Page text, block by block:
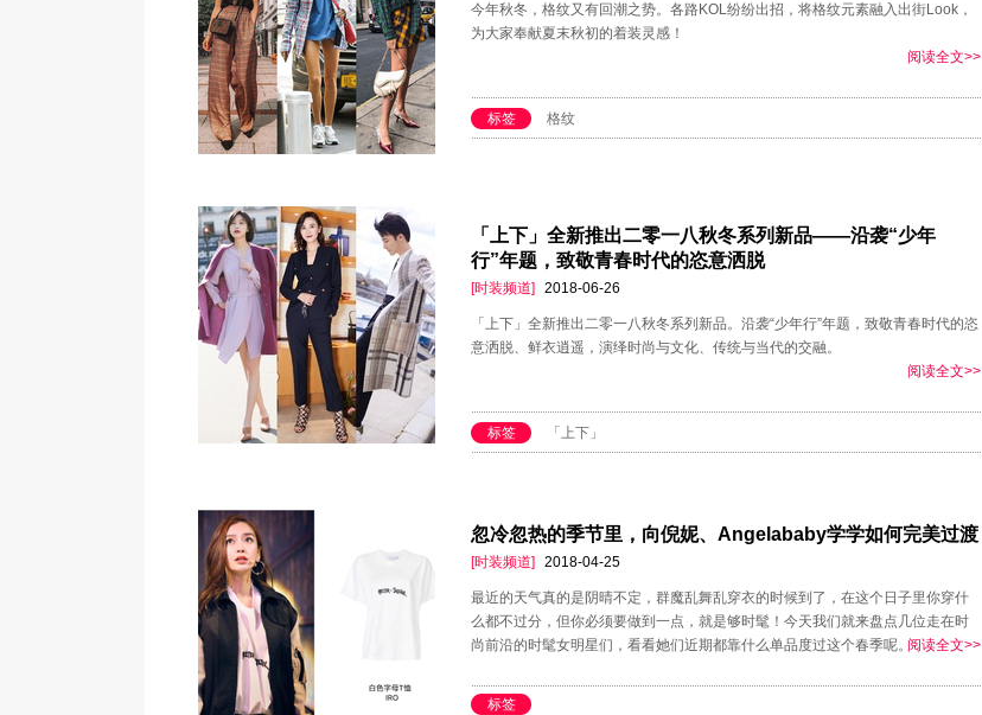
今年秋冬，格纹又有回潮之势。各路KOL纷纷出招，将格纹元素融入出街Look，
为大家奉献夏末秋初的着装灵感！
阅读全文>>
标签 格纹
「上下」全新推出二零一八秋冬系列新品——沿袭“少年
行”年题，致敬青春时代的恣意洒脱
[时装频道] 2018-06-26
「上下」全新推出二零一八秋冬系列新品。沿袭“少年行”年题，致敬青春时代的恣
意洒脱、鲜衣逍遥，演绎时尚与文化、传统与当代的交融。
阅读全文>>
标签 「上下」
忽冷忽热的季节里，向倪妮、Angelababy学学如何完美过渡
[时装频道] 2018-04-25
最近的天气真的是阴晴不定，群魔乱舞乱穿衣的时候到了，在这个日子里你穿什
么都不过分，但你必须要做到一点，就是够时髦！今天我们就来盘点几位走在时
尚前沿的时髦女明星们，看看她们近期都靠什么单品度过这个春季呢。阅读全文>>
标签